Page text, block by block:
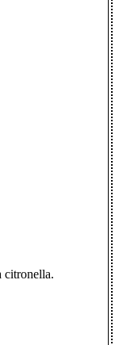
citronella.